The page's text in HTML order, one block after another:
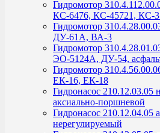
Гидромотор
КС-6476, КС-45721, КС-
Гидромотор
ДУ-61А, ВА-3
Гидромотор
ЭО-5124А, ДУ-54,
Гидромотор
ЕК-16, ЕК-18
Гидронасос 210.12.03.05
аксиально-поршневой
Гидронасос 210.12.04.05
нерегулируемый